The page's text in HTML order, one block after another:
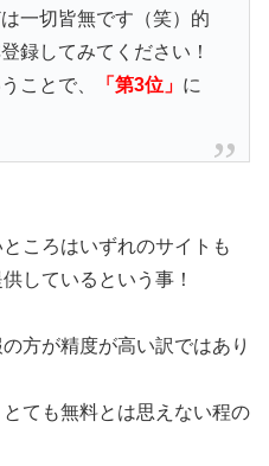
一切皆無です（笑）的
録してみてください！
ことで、
「第3位」 に
ころはいずれのサイトも
しているという事！
方が精度が高い訳ではあり
ても無料とは思えない程の